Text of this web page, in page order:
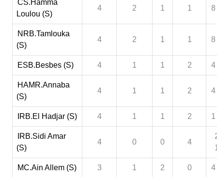
CS.Hamma
Loulou (S)
4 2 1 1 8
NRB.Tamlouka
(S)
4 2 1 1 8
ESB.Besbes (S) 4 1 1 2 4
HAMR.Annaba
(S)
4 1 1 2 4
IRB.El Hadjar (S) 4 1 1 2 1
IRB.Sidi Amar
(S)
4 0 0 4
MC.Ain Allem (S) 3 1 2 0 4